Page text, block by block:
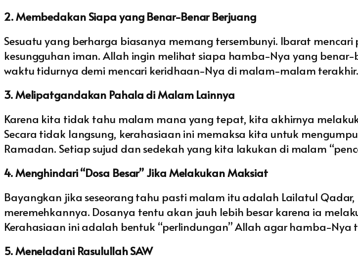
2. Membedakan Siapa yang Benar-Benar Berjuang
Sesuatu yang berharga biasanya memang tersembunyi. Ibarat
kesungguhan iman. Allah ingin melihat siapa hamba-Nya yang
waktu tidurnya demi mencari keridhaan-Nya di malam-malam terakhir.
3. Melipatgandakan Pahala di Malam Lainnya
Karena kita tidak tahu malam mana yang tepat, kita akhirnya
Secara tidak langsung, kerahasiaan ini memaksa kita untuk
Ramadan. Setiap sujud dan sedekah yang kita lakukan di malam
4. Menghindari “Dosa Besar” Jika Melakukan Maksiat
Bayangkan jika seseorang tahu pasti malam itu adalah Lailatul
meremehkannya. Dosanya tentu akan jauh lebih besar karena ia
Kerahasiaan ini adalah bentuk “perlindungan” Allah agar hamba-
5. Meneladani Rasulullah SAW